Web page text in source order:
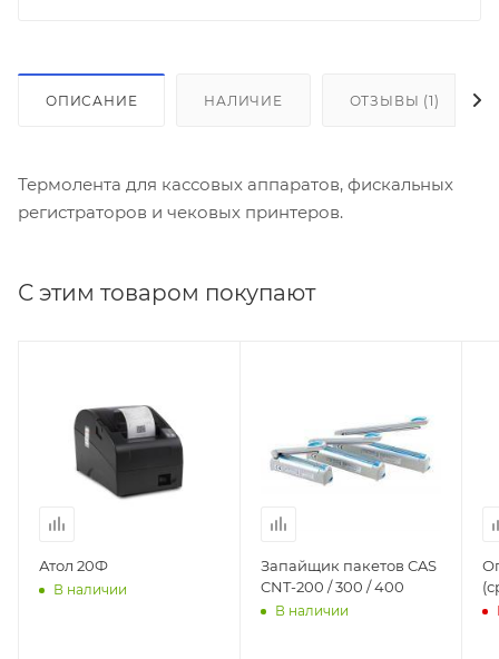
ОПИСАНИЕ НАЛИЧИЕ ОТЗЫВЫ (1)
Термолента для кассовых аппаратов, фискальных
регистраторов и чековых принтеров.
С этим товаром покупают
Атол 20Ф
В наличии
Запайщик пакетов CAS
CNT-200 / 300 / 400
В наличии